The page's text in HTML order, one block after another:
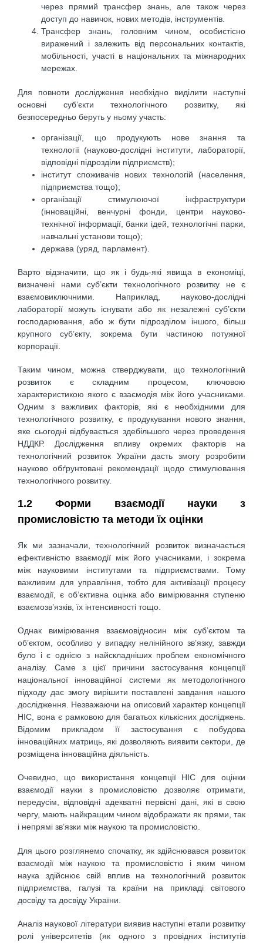
через прямий трансфер знань, але також через
доступ до навичок, нових методів, інструментів.
Трансфер знань, головним чином, особистісно
виражений і залежить від персональних контактів,
мобільності, участі в національних та міжнародних
мережах.
Для повноти дослідження необхідно виділити наступні
основні суб’єкти технологічного розвитку, які
безпосередньо беруть у ньому участь:
організації, що продукують нове знання та
технології (науково-дослідні інститути, лабораторії,
відповідні підрозділи підприємств);
інститут споживачів нових технологій (населення,
підприємства тощо);
організації стимулюючої інфраструктури
(інноваційні, венчурні фонди, центри науково-
технічної інформації, банки ідей, технологічні парки,
навчальні установи тощо);
держава (уряд, парламент).
Варто відзначити, що як і будь-які явища в економіці,
визначені нами суб’єкти технологічного розвитку не є
взаємовиключними. Наприклад, науково-дослідні
лабораторії можуть існувати або як незалежні суб’єкти
господарювання, або ж бути підрозділом іншого, більш
крупного суб’єкту, зокрема бути частиною потужної
корпорації.
Таким чином, можна стверджувати, що технологічний
розвиток є складним процесом, ключовою
характеристикою якого є взаємодія між його учасниками.
Одним з важливих факторів, які є необхідними для
технологічного розвитку, є продукування нового знання,
яке сьогодні відбувається здебільшого через проведення
НДДКР. Дослідження впливу окремих факторів на
технологічний розвиток України дасть змогу розробити
науково обґрунтовані рекомендації щодо стимулювання
технологічного розвитку.
1.2 Форми взаємодії науки з
промисловістю та методи їх оцінки
Як ми зазначали, технологічний розвиток визначається
ефективністю взаємодії між його учасниками, і зокрема
між науковими інститутами та підприємствами. Тому
важливим для управління, тобто для активізації процесу
взаємодії, є об’єктивна оцінка або вимірювання ступеню
взаємозв’язків, їх інтенсивності тощо.
Однак вимірювання взаємовідносин між суб’єктом та
об’єктом, особливо у випадку нелінійного зв’язку, завжди
було і є однією з найскладніших проблем економічного
аналізу. Саме з цієї причини застосування концепції
національної інноваційної системи як методологічного
підходу дає змогу вирішити поставлені завдання нашого
дослідження. Незважаючи на описовий характер концепції
НІС, вона є рамковою для багатьох кількісних досліджень.
Відомим прикладом її застосування є побудова
інноваційних матриць, які дозволяють виявити сектори, де
розміщена інноваційна діяльність.
Очевидно, що використання концепції НІС для оцінки
взаємодії науки з промисловістю дозволяє отримати,
передусім, відповідні адекватні первісні дані, які в свою
чергу, мають найкращим чином відображати як прями, так
і непрямі зв’язки між наукою та промисловістю.
Для цього розглянемо спочатку, як здійснювався розвиток
взаємодії між наукою та промисловістю і яким чином
наука здійснює свій вплив на технологічний розвиток
підприємства, галузі та країни на прикладі світового
досвіду та досвіду України.
Аналіз наукової літератури виявив наступні етапи розвитку
ролі університетів (як одного з провідних інститутів